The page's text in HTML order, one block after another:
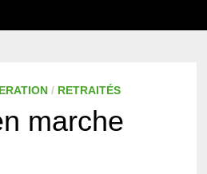
/ RETRAITÉS
marche